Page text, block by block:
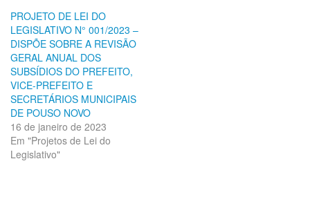
PROJETO DE LEI DO
LEGISLATIVO N° 001/2023 –
DISPÕE SOBRE A REVISÃO
GERAL ANUAL DOS
SUBSÍDIOS DO PREFEITO,
VICE-PREFEITO E
SECRETÁRIOS MUNICIPAIS
DE POUSO NOVO
16 de janeiro de 2023
Em "Projetos de Lei do
Legislativo"